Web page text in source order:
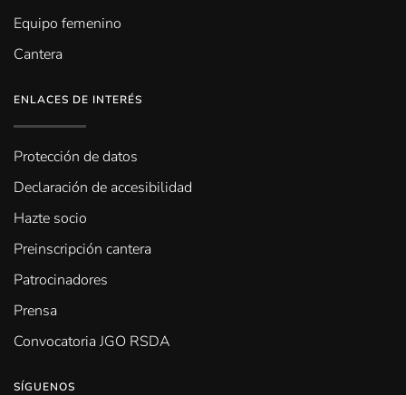
Equipo femenino
Cantera
ENLACES DE INTERÉS
Protección de datos
Declaración de accesibilidad
Hazte socio
Preinscripción cantera
Patrocinadores
Prensa
Convocatoria JGO RSDA
SÍGUENOS